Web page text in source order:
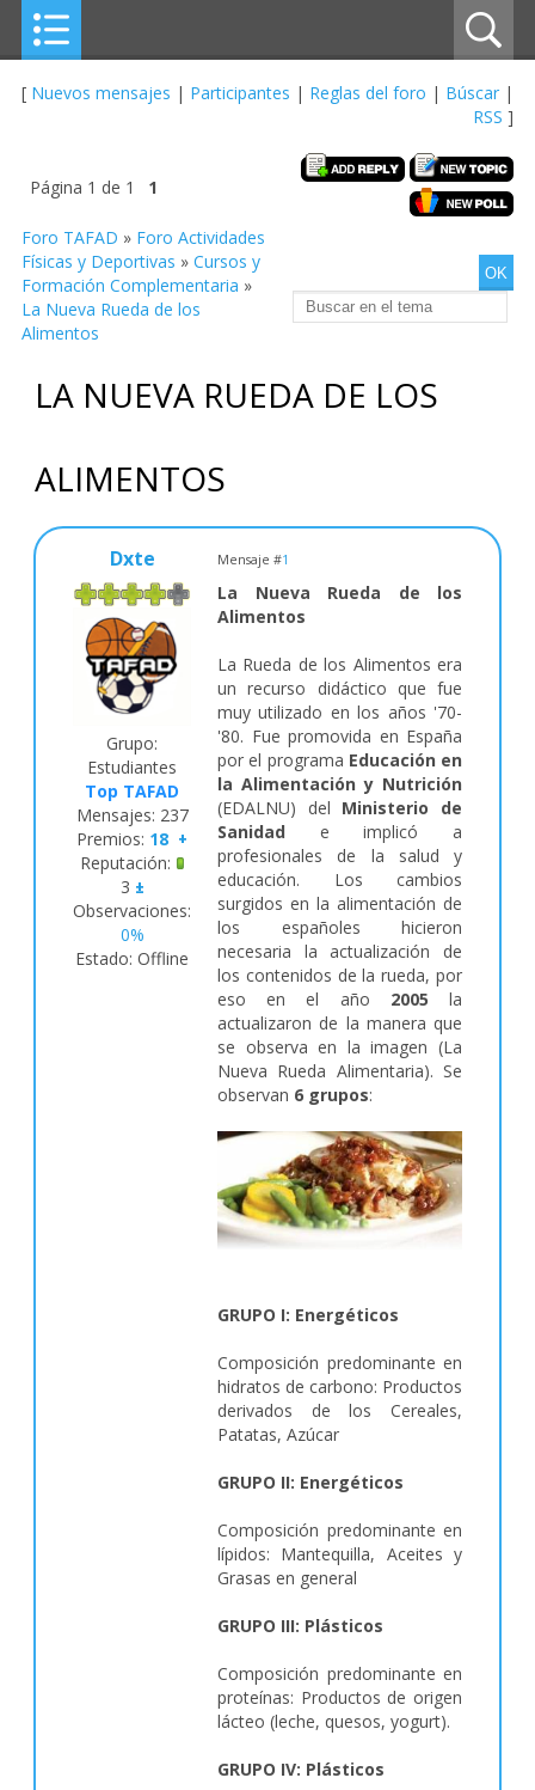
[ Nuevos mensajes | Participantes | Reglas del foro | Búscar |
RSS ]
Página 1 de 1 1
Foro TAFAD » Foro Actividades
Físicas y Deportivas » Cursos y
Formación Complementaria »
La Nueva Rueda de los
Alimentos
LA NUEVA RUEDA DE LOS
ALIMENTOS
Dxte Mensaje #1
Grupo:
Estudiantes
Top TAFAD
Mensajes: 237
Premios: 18 +
Reputación:
3 ±
Observaciones:
0%
Estado: Offline
La Nueva Rueda de los
Alimentos
La Rueda de los Alimentos era
un recurso didáctico que fue
muy utilizado en los años '70-
'80. Fue promovida en España
por el programa Educación en
la Alimentación y Nutrición
(EDALNU) del Ministerio de
Sanidad e implicó a
profesionales de la salud y
educación. Los cambios
surgidos en la alimentación de
los españoles hicieron
necesaria la actualización de
los contenidos de la rueda, por
eso en el año 2005 la
actualizaron de la manera que
se observa en la imagen (La
Nueva Rueda Alimentaria). Se
observan 6 grupos:
GRUPO I: Energéticos
Composición predominante en
hidratos de carbono: Productos
derivados de los Cereales,
Patatas, Azúcar
GRUPO II: Energéticos
Composición predominante en
lípidos: Mantequilla, Aceites y
Grasas en general
GRUPO III: Plásticos
Composición predominante en
proteínas: Productos de origen
lácteo (leche, quesos, yogurt).
GRUPO IV: Plásticos